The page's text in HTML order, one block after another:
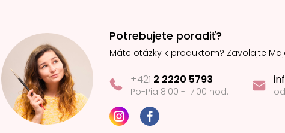
Potrebujete poradiť?
Máte otázky k produktom? Zavolajte
+421 2 2220 5793
Po-Pia 8:00 - 17:00 hod.